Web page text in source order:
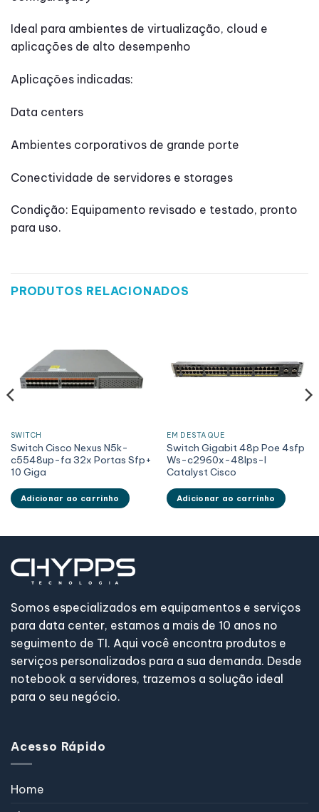
Ideal para ambientes de virtualização, cloud e
aplicações de alto desempenho
Aplicações indicadas:
Data centers
Ambientes corporativos de grande porte
Conectividade de servidores e storages
Condição: Equipamento revisado e testado, pronto
para uso.
PRODUTOS RELACIONADOS
SWITCH
Switch Cisco Nexus N5k-
c5548up-fa 32x Portas Sfp+
10 Giga
Adicionar ao carrinho
EM DESTAQUE
Switch Gigabit 48p Poe 4sfp
Ws-c2960x-48lps-l
Catalyst Cisco
Adicionar ao carrinho
Somos especializados em equipamentos e serviços
para data center, estamos a mais de 10 anos no
seguimento de TI. Aqui você encontra produtos e
serviços personalizados para a sua demanda. Desde
notebook a servidores, trazemos a solução ideal
para o seu negócio.
Acesso Rápido
Home